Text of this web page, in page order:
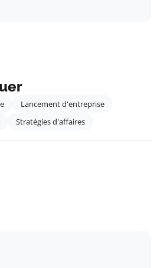
Lancement d'entreprise
Stratégies d'affaires